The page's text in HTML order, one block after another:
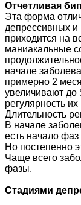
Отчетливая
Эта форма
депрессивных
приходится на
маниакальные
начале
примерно 2
увеличивают до
регулярность
Длительность
В начале
есть начало
Но постепенно
Чаще всего
фазы.
Стадиями